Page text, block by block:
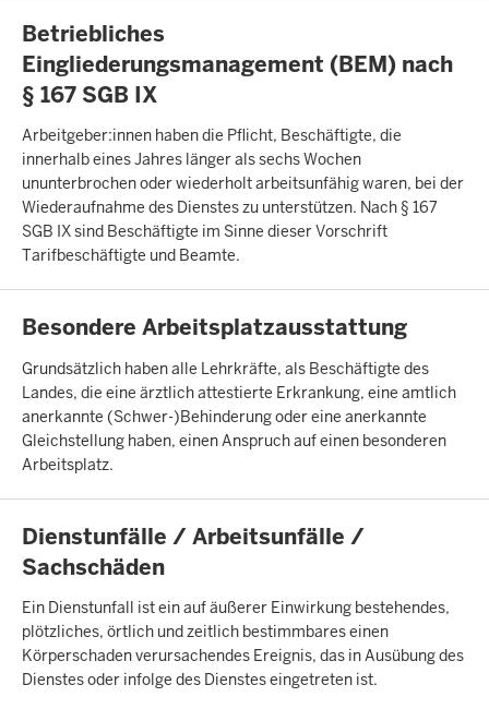
INHALTSSEITE
Betriebliches
Eingliederungsmanagement (BEM) nach
§ 167 SGB IX
Arbeitgeber:innen haben die Pflicht, Beschäftigte, die
innerhalb eines Jahres länger als sechs Wochen
ununterbrochen oder wiederholt arbeitsunfähig waren, bei der
Wiederaufnahme des Dienstes zu unterstützen. Nach § 167
SGB IX sind Beschäftigte im Sinne dieser Vorschrift
Tarifbeschäftigte und Beamte.
INHALTSSEITE
Besondere Arbeitsplatzausstattung
Grundsätzlich haben alle Lehrkräfte, als Beschäftigte des
Landes, die eine ärztlich attestierte Erkrankung, eine amtlich
anerkannte (Schwer-)Behinderung oder eine anerkannte
Gleichstellung haben, einen Anspruch auf einen besonderen
Arbeitsplatz.
INHALTSSEITE
Dienstunfälle / Arbeitsunfälle /
Sachschäden
Ein Dienstunfall ist ein auf äußerer Einwirkung bestehendes,
plötzliches, örtlich und zeitlich bestimmbares einen
Körperschaden verursachendes Ereignis, das in Ausübung des
Dienstes oder infolge des Dienstes eingetreten ist.